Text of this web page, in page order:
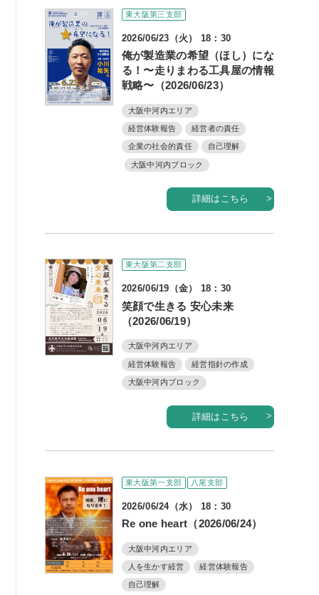
東大阪第三支部
2026/06/23（火） 18：30
俺が製造業の希望（ほし）にな
る！〜走りまわる工具屋の情報
戦略〜（2026/06/23）
大阪中河内エリア
経営体験報告 経営者の責任
企業の社会的責任 自己理解
大阪中河内ブロック
詳細はこちら
東大阪第二支部
2026/06/19（金） 18：30
笑顔で生きる 安心未来
（2026/06/19）
大阪中河内エリア
経営体験報告 経営指針の作成
大阪中河内ブロック
詳細はこちら
東大阪第一支部 八尾支部
2026/06/24（水） 18：30
Re one heart（2026/06/24）
大阪中河内エリア
人を生かす経営 経営体験報告
自己理解